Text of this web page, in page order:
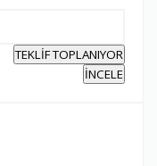
TEKLİF TOPLANIYOR
İNCELE